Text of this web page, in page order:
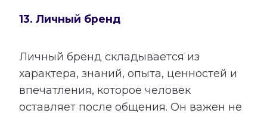
13. Личный бренд
Личный бренд складывается из
характера, знаний, опыта, ценностей и
впечатления, которое человек
оставляет после общения. Он важен не